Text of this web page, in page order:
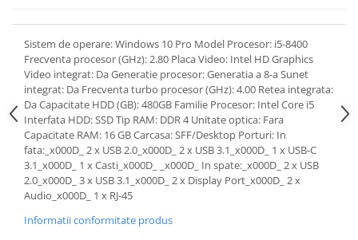
Sistem de operare: Windows 10 Pro Model Procesor: i5-8400
Frecventa procesor (GHz): 2.80 Placa Video: Intel HD Graphics
Video integrat: Da Generatie procesor: Generatia a 8-a Sunet
integrat: Da Frecventa turbo procesor (GHz): 4.00 Retea integrata:
Da Capacitate HDD (GB): 480GB Familie Procesor: Intel Core i5
Interfata HDD: SSD Tip RAM: DDR 4 Unitate optica: Fara
Capacitate RAM: 16 GB Carcasa: SFF/Desktop Porturi: In
fata:_x000D_ 2 x USB 2.0_x000D_ 2 x USB 3.1_x000D_ 1 x USB-C
3.1_x000D_ 1 x Casti_x000D_ _x000D_ In spate:_x000D_ 2 x USB
2.0_x000D_ 3 x USB 3.1_x000D_ 2 x Display Port_x000D_ 2 x
Audio_x000D_ 1 x RJ-45
Informatii conformitate produs